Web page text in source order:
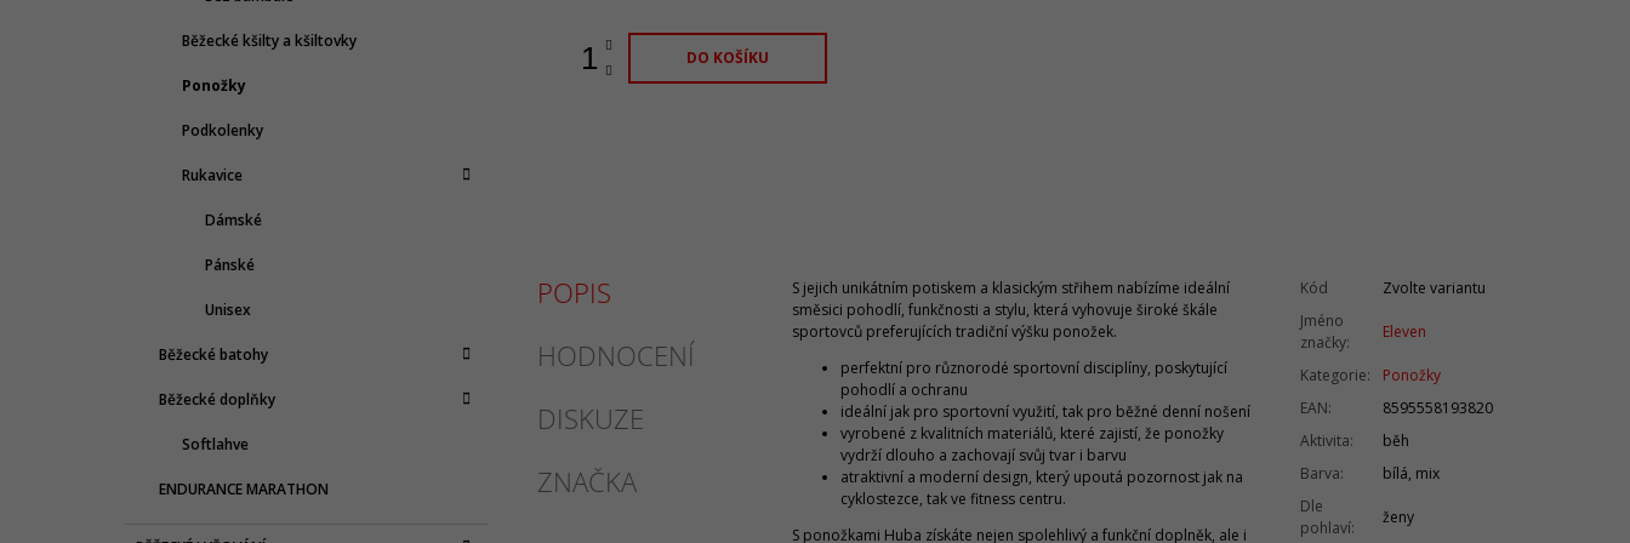
Běžecké kšilty a kšiltovky
Ponožky
Podkolenky
Rukavice
Dámské
Pánské
Unisex
Běžecké batohy
Běžecké doplňky
Softlahve
ENDURANCE MARATHON
DO KOŠÍKU
POPIS
HODNOCENÍ
DISKUZE
ZNAČKA
S jejich unikátním potiskem a klasickým střihem nabízíme ideální
směsici pohodlí, funkčnosti a stylu, která vyhovuje široké škále
sportovců preferujících tradiční výšku ponožek.
perfektní pro různorodé sportovní disciplíny, poskytující
pohodlí a ochranu
ideální jak pro sportovní využití, tak pro běžné denní nošení
vyrobené z kvalitních materiálů, které zajistí, že ponožky
vydrží dlouho a zachovají svůj tvar i barvu
atraktivní a moderní design, který upoutá pozornost jak na
cyklostezce, tak ve fitness centru.
S ponožkami Huba získáte nejen spolehlivý a funkční doplněk, ale i
Kód
Zvolte variantu
Jméno
značky:
Eleven
Kategorie:
Ponožky
EAN:
8595558193820
Aktivita:
běh
Barva:
bílá, mix
Dle
pohlaví:
ženy